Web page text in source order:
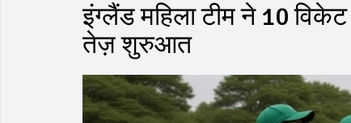
इंग्लैंड महिला टीम ने 10
तेज़ शुरुआत